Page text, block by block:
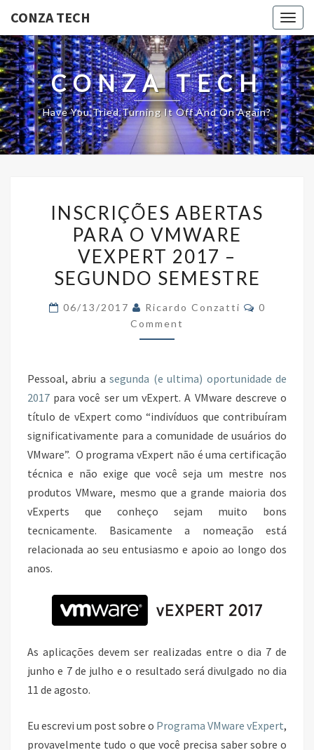
CONZA TECH
CONZA TECH
Have You Tried Turning It Off And On Again?
ABERTAS
PARA
O
VMWARE
2017
–
INSCRIÇÕES ABERTAS
PARA O VMWARE
VEXPERT 2017 –
SEGUNDO SEMESTRE
06/13/2017 Ricardo Conzatti Comments
0
Comment
Pessoal, abriu asegunda (e ultima) oportunidade de
2017 para você ser um vExpert. A VMware descreve o
título de vExpert como “indivíduos que contribuíram
significativamente para a comunidade de usuários do
VMware”. O programa vExpert não é uma certificação
técnica e não exige que você seja um mestre nos
produtos VMware, mesmo que a grande maioria dos
vExperts que conheço sejam muito bons
tecnicamente. Basicamente a nomeação está
relacionada ao seu entusiasmo e apoio ao longo dos
anos.
As aplicações devem ser realizadas entre o dia 7 de
junho e 7 de julho e o resultado será divulgado no dia
11 de agosto.
Eu escrevi um post sobre o Programa VMware vExpert,
provavelmente tudo o que você precisa saber sobre o